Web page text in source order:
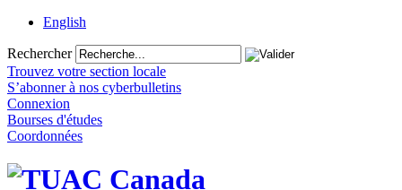
English
Rechercher
Trouvez votre section locale
S’abonner à nos cyberbulletins
Connexion
Bourses d'études
Coordonnées